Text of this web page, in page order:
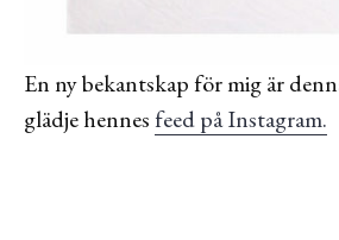
En ny bekantskap för mig är
glädje hennesfeed på Instagram.